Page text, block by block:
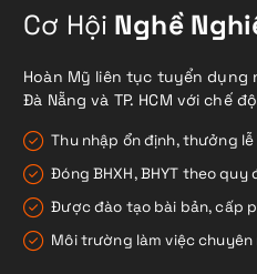
Cơ Hội Nghề
Hoàn Mỹ liên tục tuyển dụng
Đà Nẵng và TP. HCM với chế
Thu nhập ổn định, thưởng
Đóng BHXH, BHYT theo quy
Được đào tạo bài bản, cấp
Môi trường làm việc chuyên